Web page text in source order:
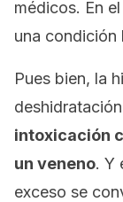
médicos. En
una condición
Pues bien, la
intoxicación
un veneno. Y
exceso se